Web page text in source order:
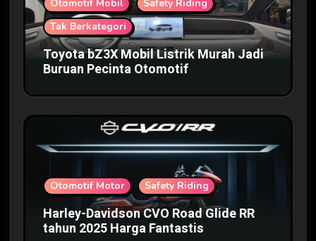
Otomotif Mobil
Safety Riding
Tak Berkategori
Toyota bZ3X Mobil Listrik Murah Jadi
Buruan Pecinta Otomotif
Otomotif Motor Safety Riding
Harley-Davidson CVO Road Glide RR
tahun 2025 Harga Fantastis